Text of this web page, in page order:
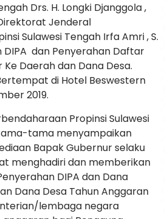
Drs. H. Longki Djanggola ,
Jenderal
Sulawesi Tengah Irfa Amri , S.
DIPA dan Penyerahan Daftar
Daerah dan Dana Desa.
di Hotel Beswestern
2019.
Propinsi Sulawesi
tama menyampaikan
Bapak Gubernur selaku
menghadiri dan memberikan
DIPA dan Dana
Dana Desa Tahun Anggaran
lembaga negara